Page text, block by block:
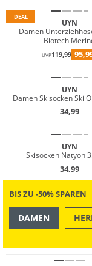
DEAL
UYN
Damen
Biotech
UVP119,99
UYN
Damen Skisocken Ski
34,99
UYN
Skisocken Natyon
34,99
BIS ZU -50% SPAREN
DAMEN